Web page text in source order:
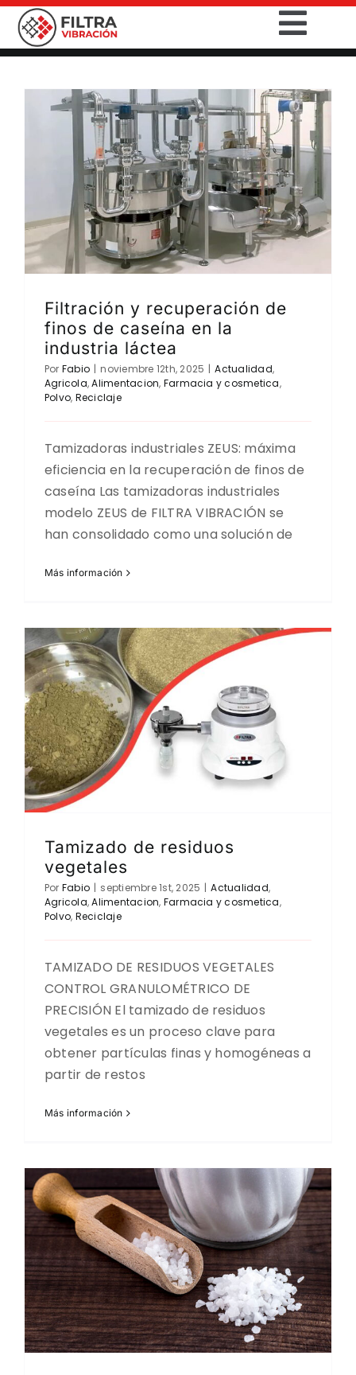
Saltar
contenido
INICIO
SERVICIOS
EMPRESA
CONTACTO
DESCARGAS
Filtración y recuperación de
finos de caseína en la
industria láctea
Por Fabio | noviembre 12th, 2025 | Actualidad,
Agricola,Alimentacion, Farmacia y cosmetica,
Polvo, Reciclaje
Tamizadoras industriales ZEUS: máxima
eficiencia en la recuperación de finos de
caseína Las tamizadoras industriales
modelo ZEUS de FILTRA VIBRACIÓN se
han consolidado como una solución de
Más información
Tamizado de residuos
vegetales
Por Fabio | septiembre 1st, 2025 | Actualidad,
Agricola,Alimentacion, Farmacia y cosmetica,
Polvo, Reciclaje
TAMIZADO DE RESIDUOS VEGETALES
CONTROL GRANULOMÉTRICO DE
PRECISIÓN El tamizado de residuos
vegetales es un proceso clave para
obtener partículas finas y homogéneas a
partir de restos
Más información